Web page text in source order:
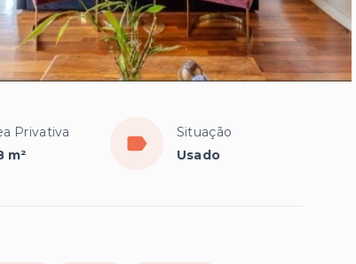
Privativa
m²
Situação
Usado